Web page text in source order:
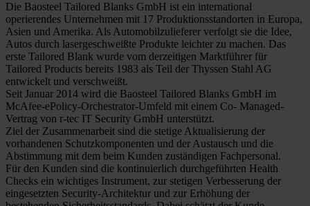
Die Baosteel Tailored Blanks GmbH ist ein international
operierendes Unternehmen mit 17 Produktionsstandorten in Europa,
Asien und Amerika. Als Automobilzulieferer verfolgt sie die Idee,
Autos durch lasergeschweißte Produkte leichter zu machen. Das
erste Tailored Blank wurde vom derzeitigen Marktführer für
Tailored Products bereits 1983 als Teil der Thyssen Stahl AG
entwickelt und verschweißt.
Seit Januar 2014 wird die Baosteel Tailored Blanks GmbH im
McAfee-ePolicy-Orchestrator-Umfeld mit einem Co- Managed-
Vertrag von r-tec IT Security GmbH unterstützt.
Ziel der Zusammenarbeit sind die stetige Aktualisierung der
vorhandenen Schutzkomponenten und der Austausch und die
Abstimmung mit dem beim Kunden zuständigen Fachpersonal.
Für den Kunden sind die kontinuierlich durchgeführten Health
Checks ein wichtiges Instrument, zur stetigen Verbesserung der
eingesetzten Security-Architektur und zur Erhöhung der